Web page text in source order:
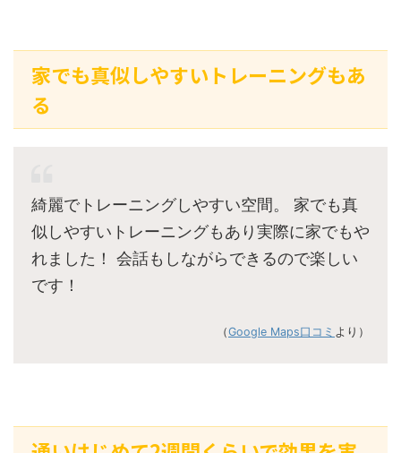
家でも真似しやすいトレーニングもあ
る
綺麗でトレーニングしやすい空間。 家でも真
似しやすいトレーニングもあり実際に家でもや
れました！ 会話もしながらできるので楽しい
です！
（Google Maps口コミ より）